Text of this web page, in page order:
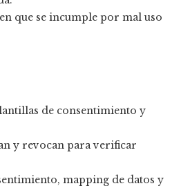
que se incumple por mal uso
de consentimiento y
y revocan para verificar
mapping de datos y